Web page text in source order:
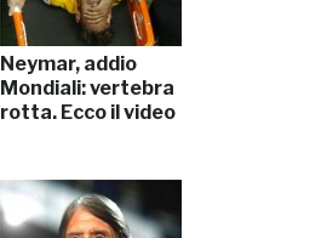
Neymar, addio
Mondiali: vertebra
rotta. Ecco il video